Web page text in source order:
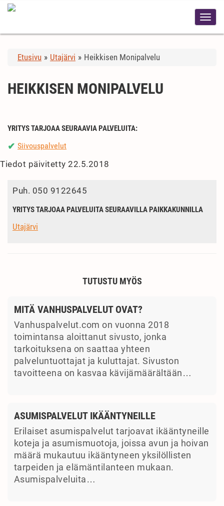
Etusivu » Utajärvi » Heikkisen Monipalvelu
HEIKKISEN MONIPALVELU
YRITYS TARJOAA SEURAAVIA PALVELUITA:
✔ Siivouspalvelut
Tiedot päivitetty 22.5.2018
Puh. 050 9122645
YRITYS TARJOAA PALVELUITA SEURAAVILLA PAIKKAKUNNILLA
Utajärvi
TUTUSTU MYÖS
MITÄ VANHUSPALVELUT OVAT?
Vanhuspalvelut.com on vuonna 2018
toimintansa aloittanut sivusto, jonka
tarkoituksena on saattaa yhteen
palveluntuottajat ja kuluttajat. Sivuston
tavoitteena on kasvaa kävijämäärältään…
ASUMISPALVELUT IKÄÄNTYNEILLE
Erilaiset asumispalvelut tarjoavat ikääntyneille
koteja ja asumismuotoja, joissa avun ja hoivan
määrä mukautuu ikääntyneen yksilöllisten
tarpeiden ja elämäntilanteen mukaan.
Asumispalveluita…